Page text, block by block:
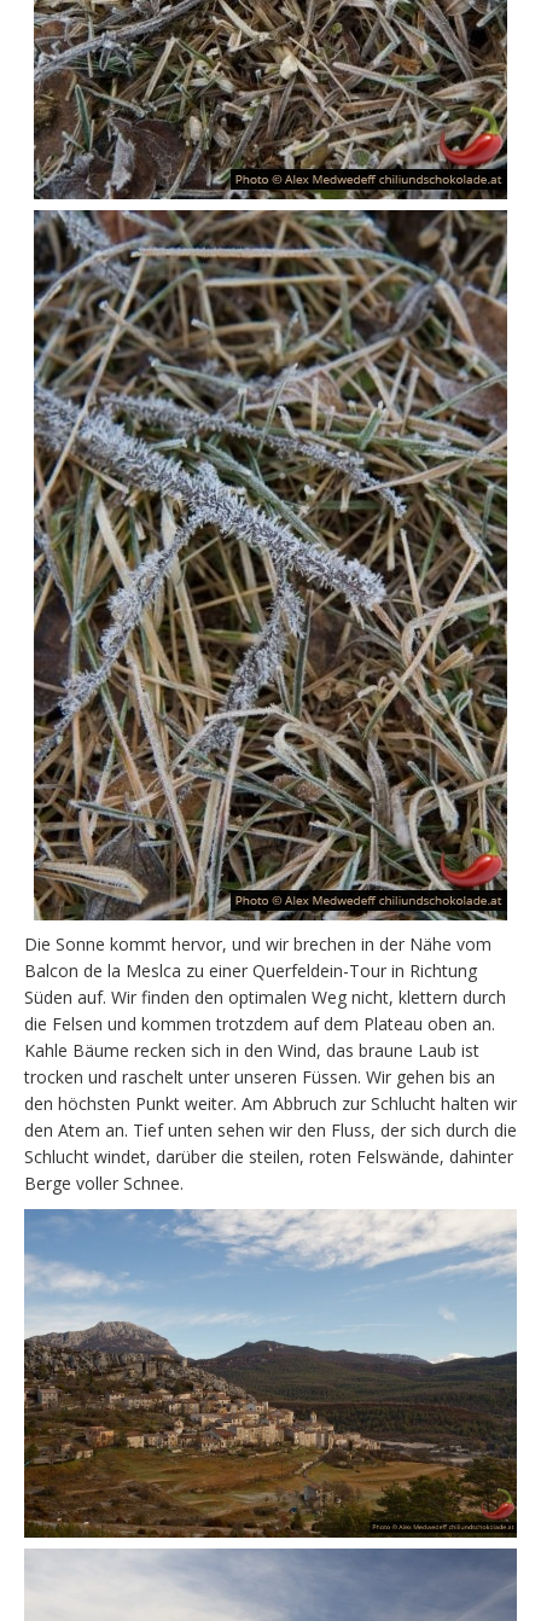
Die Sonne kommt hervor, und wir brechen in der Nähe vom
Balcon de la Meslca zu einer Querfeldein-Tour in Richtung
Süden auf. Wir finden den optimalen Weg nicht, klettern durch
die Felsen und kommen trotzdem auf dem Plateau oben an.
Kahle Bäume recken sich in den Wind, das braune Laub ist
trocken und raschelt unter unseren Füssen. Wir gehen bis an
den höchsten Punkt weiter. Am Abbruch zur Schlucht halten wir
den Atem an. Tief unten sehen wir den Fluss, der sich durch die
Schlucht windet, darüber die steilen, roten Felswände, dahinter
Berge voller Schnee.